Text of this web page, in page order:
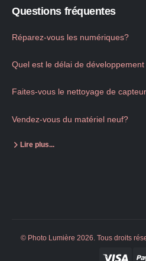
Questions fréquentes
Réparez-vous les numériques?
Quel est le délai de
Faites-vous le nettoyage de
Vendez-vous du matériel neuf?
Lire plus...
© Photo Lumière 2026. Tous droits